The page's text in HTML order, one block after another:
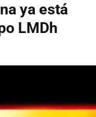
ya está
LMDh